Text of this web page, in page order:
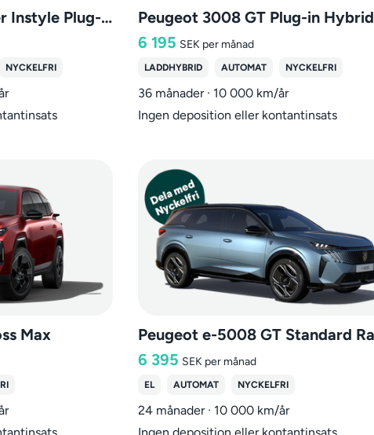
Mitsubishi Outlander Instyle Plug-in Hybrid 4WD
NYCKELFRI
Peugeot 3008 GT Plug-in Hybrid
6 195 SEK per månad
LADDHYBRID AUTOMAT NYCKELFRI
36 månader · 10 000 km/år
Ingen deposition eller kontantinsats
Max
6 395 SEK per månad
EL AUTOMAT NYCKELFRI
24 månader · 10 000 km/år